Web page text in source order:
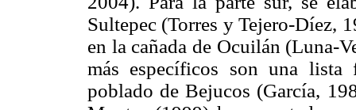
Sultepec (Torres y Tejero-Díez,
en la cañada de Ocuilán (Luna-
más específicos son una
poblado de Bejucos (García,